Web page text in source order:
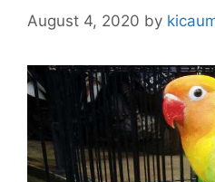
August 4, 2020 by